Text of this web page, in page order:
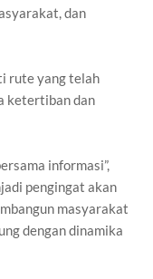
dan
rute yang telah
ketertiban dan
informasi”,
pengingat akan
masyarakat
dengan dinamika